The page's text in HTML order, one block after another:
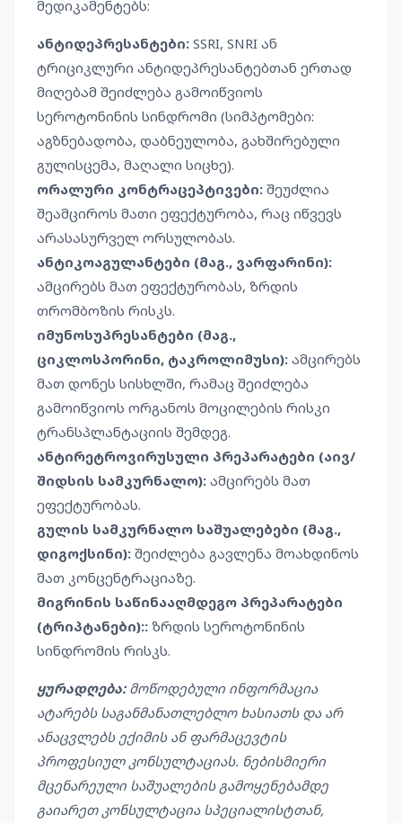
მედიკამენტებს:
ანტიდეპრესანტები: SSRI, SNRI ან
ტრიციკლური ანტიდეპრესანტებთან ერთად
მიღებამ შეიძლება გამოიწვიოს
სეროტონინის სინდრომი (სიმპტომები:
აგზნებადობა, დაბნეულობა, გახშირებული
გულისცემა, მაღალი სიცხე).
ორალური კონტრაცეპტივები: შეუძლია
შეამციროს მათი ეფექტურობა, რაც იწვევს
არასასურველ ორსულობას.
ანტიკოაგულანტები (მაგ., ვარფარინი):
ამცირებს მათ ეფექტურობას, ზრდის
თრომბოზის რისკს.
იმუნოსუპრესანტები (მაგ.,
ციკლოსპორინი, ტაკროლიმუსი): ამცირებს
მათ დონეს სისხლში, რამაც შეიძლება
გამოიწვიოს ორგანოს მოცილების რისკი
ტრანსპლანტაციის შემდეგ.
ანტირეტროვირუსული პრეპარატები (აივ/
შიდსის სამკურნალო): ამცირებს მათ
ეფექტურობას.
გულის სამკურნალო საშუალებები (მაგ.,
დიგოქსინი): შეიძლება გავლენა მოახდინოს
მათ კონცენტრაციაზე.
მიგრინის საწინააღმდეგო პრეპარატები
(ტრიპტანები):: ზრდის სეროტონინის
სინდრომის რისკს.
ყურადღება:მოწოდებული ინფორმაცია
ატარებს საგანმანათლებლო ხასიათს და არ
ანაცვლებს ექიმის ან ფარმაცევტის
პროფესიულ კონსულტაციას. ნებისმიერი
მცენარეული საშუალების გამოყენებამდე
გაიარეთ კონსულტაცია სპეციალისტთან,